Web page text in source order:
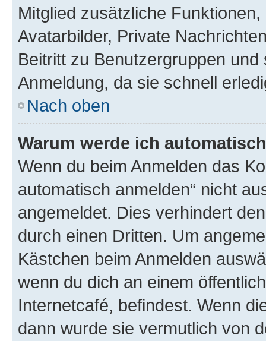
Mitglied zusätzliche
Avatarbilder, Private
Beitritt zu Benutzergruppen
Anmeldung, da sie schnell
Nach oben
Warum werde ich
Wenn du beim Anmelden das
automatisch anmelden“ nicht
angemeldet. Dies verhindert
durch einen Dritten. Um
Kästchen beim Anmelden
wenn du dich an einem
Internetcafé, befindest. Wenn
dann wurde sie vermutlich von